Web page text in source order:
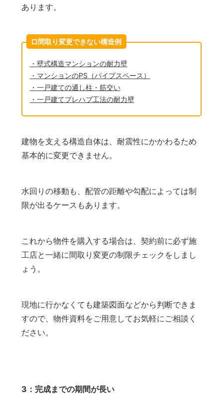
あります。
□間取り変更できない構造例
・壁式構造マンションの耐力壁
・マンションのPS（パイプスペース）
・一戸建ての通し柱・筋交い
・一戸建てプレハブ工法の耐力壁
建物を支える構造自体は、耐震性にかかわるため
基本的に変更できません。
水回りの移動も、配管の距離や勾配によっては制
限が出るケースもあります。
これから物件を購入する場合は、契約前に必ず施
工店と一緒に間取り変更の制限チェックをしまし
ょう。
現地に行かなくても建築図面などから判断できま
すので、物件資料をご用意してお気軽にご相談く
ださい。
3：完成までの期間が長い